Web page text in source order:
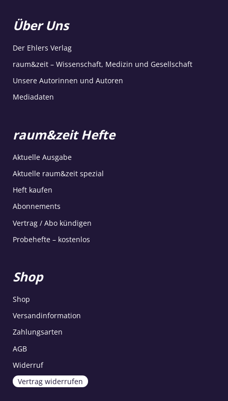
Über Uns
Der Ehlers Verlag
raum&zeit – Wissenschaft, Medizin und Gesellschaft
Unsere Autorinnen und Autoren
Mediadaten
raum&zeit Hefte
Aktuelle Ausgabe
Aktuelle raum&zeit spezial
Heft kaufen
Abonnements
Vertrag / Abo kündigen
Probehefte – kostenlos
Shop
Shop
Versandinformation
Zahlungsarten
AGB
Widerruf
Vertrag widerrufen